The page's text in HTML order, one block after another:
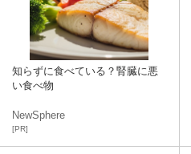
知らずに食べている？腎臓に悪
い食べ物
NewSphere
[PR]